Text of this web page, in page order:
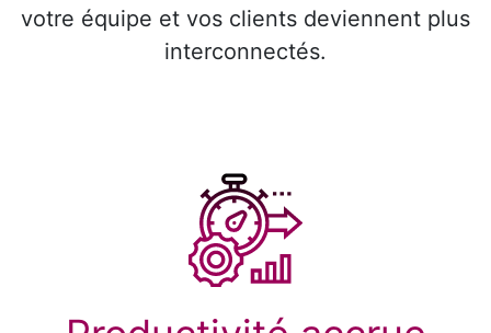
votre équipe et vos clients deviennent plus
interconnectés.